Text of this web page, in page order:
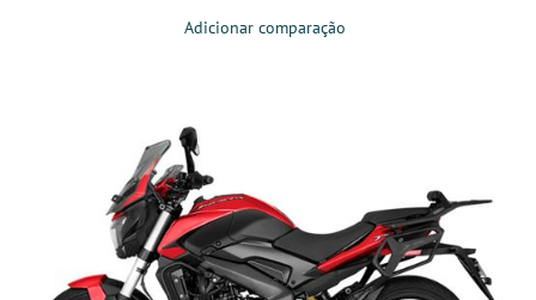
Adicionar comparação